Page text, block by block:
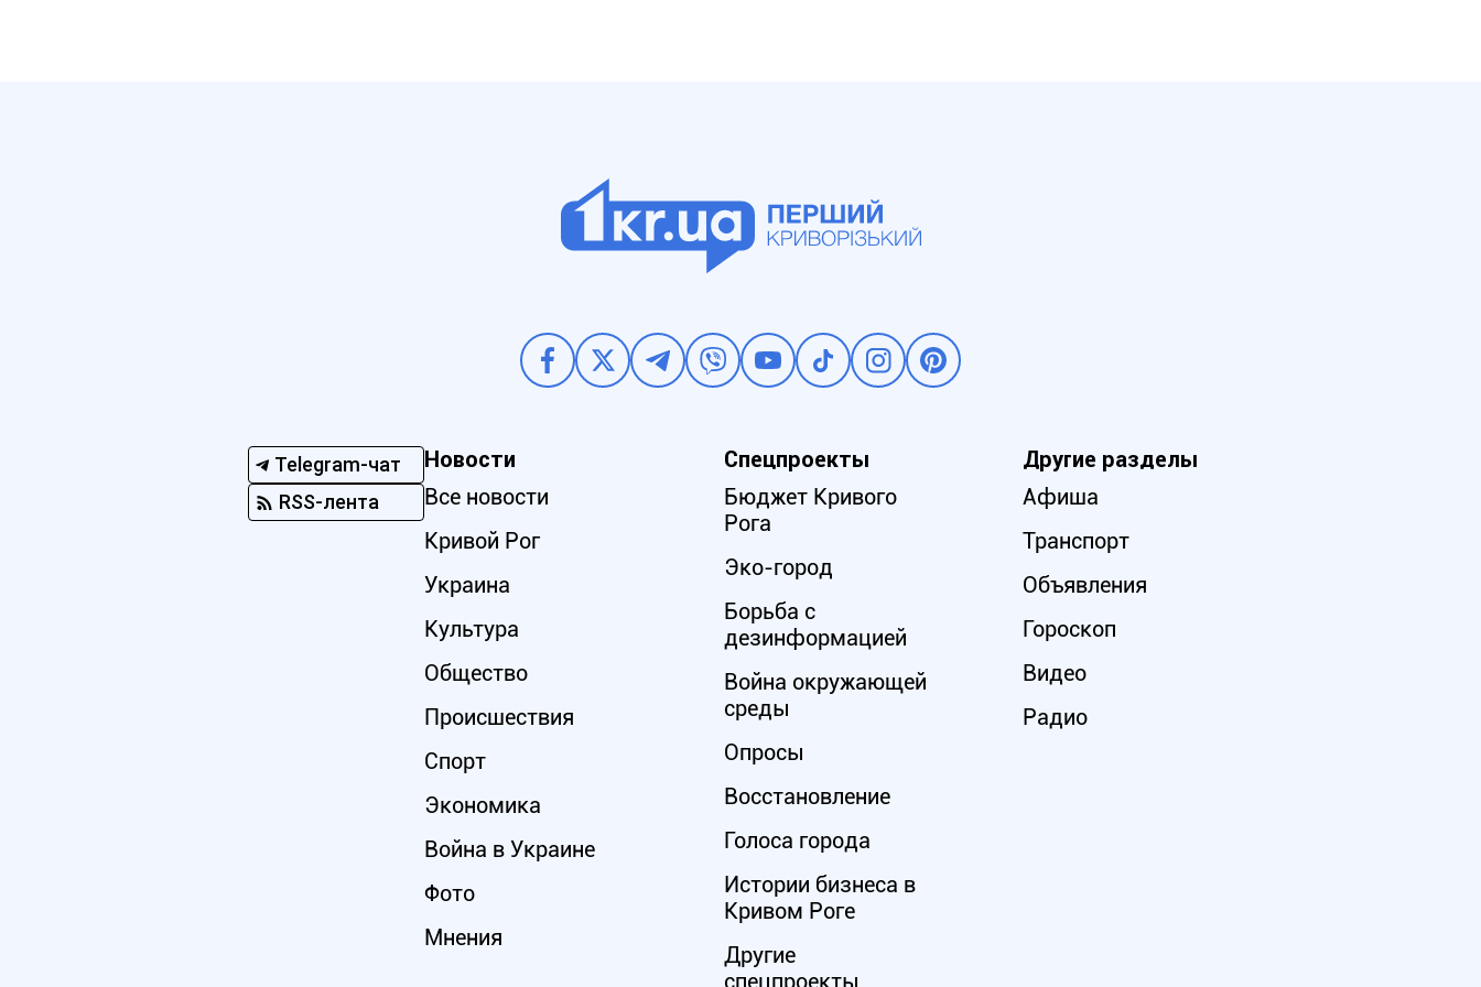
Telegram-чат
RSS-лента
Новости
Все новости
Кривой Рог
Украина
Культура
Общество
Происшествия
Спорт
Экономика
Война в Украине
Фото
Мнения
Спецпроекты
Бюджет Кривого
Рога
Эко-город
Борьба с
дезинформацией
Война окружающей
среды
Опросы
Восстановление
Голоса города
Истории бизнеса в
Кривом Роге
Другие
спецпроекты
Другие разделы
Афиша
Транспорт
Объявления
Гороскоп
Видео
Радио